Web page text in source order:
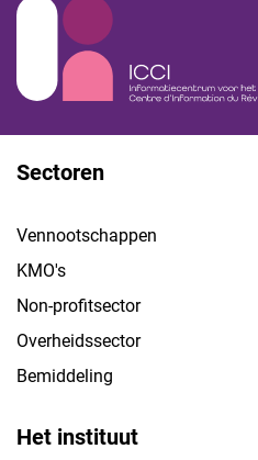
Sectoren
Vennootschappen
KMO's
Non-profitsector
Overheidssector
Bemiddeling
Het instituut